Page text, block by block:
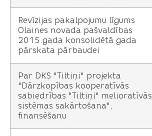
Revīzijas pakalpojumu līgums
Olaines novada pašvaldības
2015.gada konsolidētā gada
pārskata pārbaudei
Par DKS "Tiltiņi" projekta
"Dārzkopības kooperatīvās
sabiedrības "Tiltiņi" melioratīvās
sistēmas sakārtošana",
finansēšanu